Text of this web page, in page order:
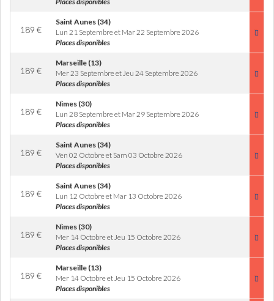
189 €
Saint Aunes (34)
Lun 21 Septembre et Mar 22 Septembre 2026
Places disponibles
189 €
Marseille (13)
Mer 23 Septembre et Jeu 24 Septembre 2026
Places disponibles
189 €
Nimes (30)
Lun 28 Septembre et Mar 29 Septembre 2026
Places disponibles
189 €
Saint Aunes (34)
Ven 02 Octobre et Sam 03 Octobre 2026
Places disponibles
189 €
Saint Aunes (34)
Lun 12 Octobre et Mar 13 Octobre 2026
Places disponibles
189 €
Nimes (30)
Mer 14 Octobre et Jeu 15 Octobre 2026
Places disponibles
189 €
Marseille (13)
Mer 14 Octobre et Jeu 15 Octobre 2026
Places disponibles